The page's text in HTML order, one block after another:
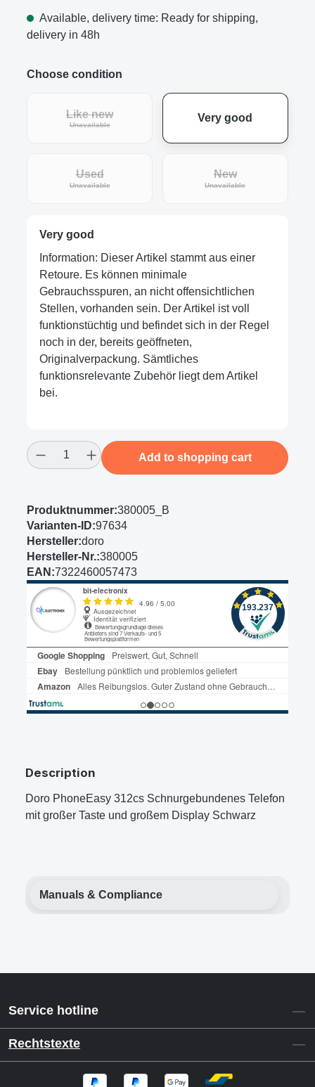
Available, delivery time: Ready for shipping,
delivery in 48h
Choose condition
Like new
Unavailable(This option is currently unavailable.)
Very good
Used
Unavailable(This option is currently unavailable.)
New
Unavailable(This option is
Very good
Information: Dieser Artikel stammt aus einer
Retoure. Es können minimale
Gebrauchsspuren, an nicht offensichtlichen
Stellen, vorhanden sein. Der Artikel ist voll
funktionstüchtig und befindet sich in der Regel
noch in der, bereits geöffneten,
Originalverpackung. Sämtliches
funktionsrelevante Zubehör liegt dem Artikel
bei.
Product Quantity: Enter the desired
Add to shopping cart
Produktnummer:380005_B
Varianten-ID:97634
Hersteller:doro
Hersteller-Nr.:380005
EAN:7322460057473
Description
Doro PhoneEasy 312cs Schnurgebundenes Telefon
mit großer Taste und großem Display Schwarz
Manuals & Compliance
Service hotline
Rechtstexte